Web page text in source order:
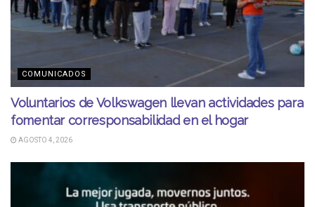
COMUNICADOS
Voluntarios de Volkswagen llevan actividades para
fomentar corresponsabilidad en el hogar
AGOSTO 4, 2026